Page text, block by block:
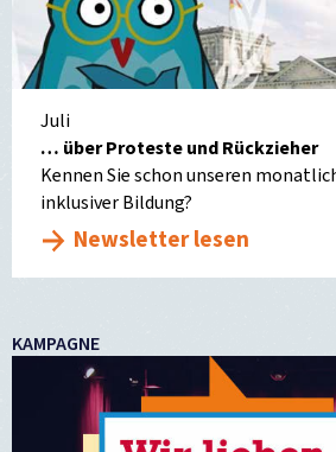
Juli
… über Proteste und Rückzieher
Kennen Sie schon unseren
inklusiver Bildung?
Newsletter lesen
KAMPAGNE